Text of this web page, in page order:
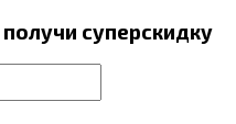
суперскидку